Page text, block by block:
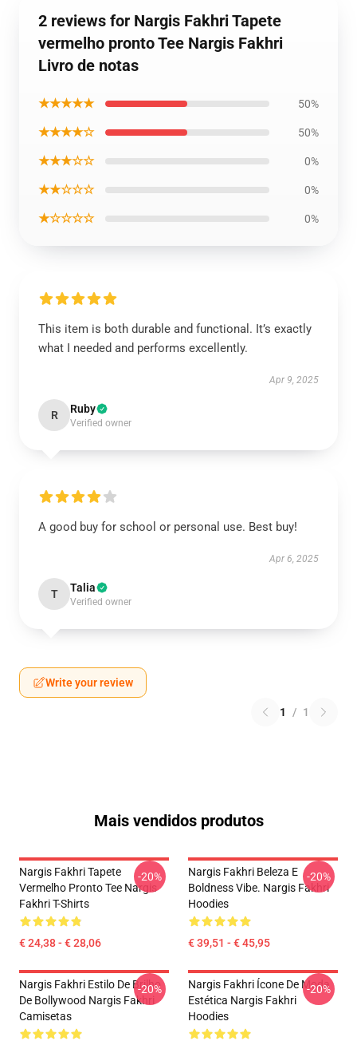
2 reviews for Nargis Fakhri Tapete
vermelho pronto Tee Nargis Fakhri
Livro de notas
★★★★★ 50%
★★★★☆ 50%
★★★☆☆ 0%
★★☆☆☆ 0%
★☆☆☆☆ 0%
This item is both durable and functional. It’s exactly
what I needed and performs excellently.
Apr 9, 2025
R Ruby
Verified owner
A good buy for school or personal use. Best buy!
Apr 6, 2025
T Talia
Verified owner
Write your review
1 / 1
Mais vendidos produtos
Nargis Fakhri Tapete
Vermelho Pronto Tee Nargis
Fakhri T-Shirts
€ 24,38 - € 28,06
-20%
Nargis Fakhri Beleza E
Boldness Vibe. Nargis Fakhri
Hoodies
€ 39,51 - € 45,95
-20%
Nargis Fakhri Estilo De Brilho
De Bollywood Nargis Fakhri
Camisetas
-20%
Nargis Fakhri Ícone De Moda
Estética Nargis Fakhri
Hoodies
-20%